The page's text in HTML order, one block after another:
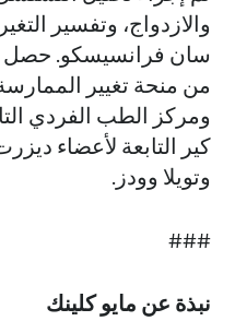
والازدواج، وتفسير
سان فرانسيسكو. حصل
من منحة تغيير
ومركز الطب الفردي
كير التابعة لأعضاء
وتويلا وودز.
###
نبذة عن مايو كلينك